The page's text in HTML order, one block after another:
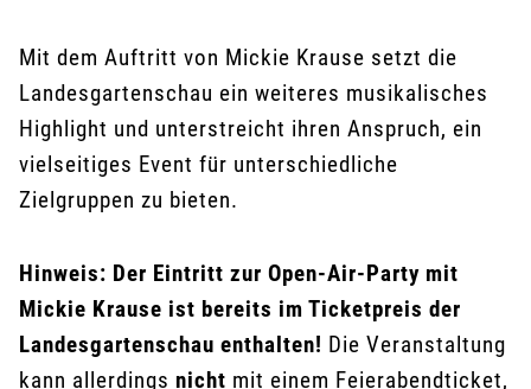
Mit dem Auftritt von Mickie Krause setzt die
Landesgartenschau ein weiteres musikalisches
Highlight und unterstreicht ihren Anspruch, ein
vielseitiges Event für unterschiedliche
Zielgruppen zu bieten.
Hinweis: Der Eintritt zur Open-Air-Party mit
Mickie Krause ist bereits im Ticketpreis der
Landesgartenschau enthalten! Die Veranstaltung
kann allerdings nicht mit einem Feierabendticket,